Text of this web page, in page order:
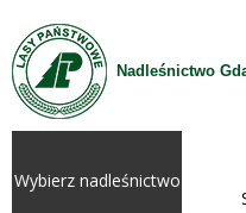
Przejdź do treści
Nadleśnictwo
Wybierz nadleśnictwo